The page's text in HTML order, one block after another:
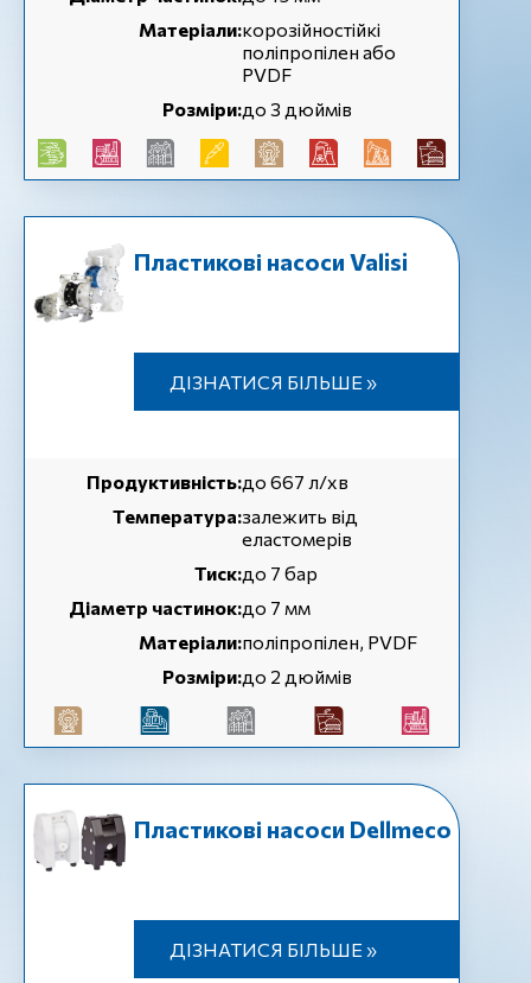
Матеріали:корозійностійкі
поліпропілен або
PVDF
Розміри:до 3 дюймів
Пластикові насоси Valisi
ДІЗНАТИСЯ БІЛЬШЕ »
Продуктивність:до 667 л/хв
Температура:залежить від
еластомерів
Тиск:до 7 бар
Діаметр частинок:до 7 мм
Матеріали:поліпропілен, PVDF
Розміри:до 2 дюймів
Пластикові насоси Dellmeco
ДІЗНАТИСЯ БІЛЬШЕ »